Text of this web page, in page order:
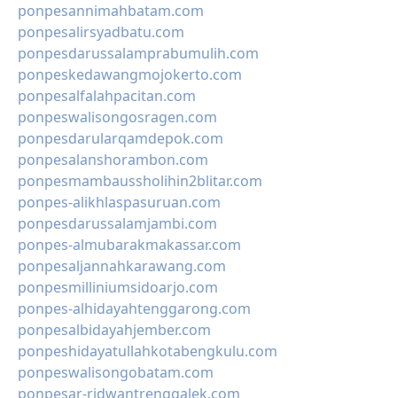
ponpesannimahbatam.com
ponpesalirsyadbatu.com
ponpesdarussalamprabumulih.com
ponpeskedawangmojokerto.com
ponpesalfalahpacitan.com
ponpeswalisongosragen.com
ponpesdarularqamdepok.com
ponpesalanshorambon.com
ponpesmambaussholihin2blitar.com
ponpes-alikhlaspasuruan.com
ponpesdarussalamjambi.com
ponpes-almubarakmakassar.com
ponpesaljannahkarawang.com
ponpesmilliniumsidoarjo.com
ponpes-alhidayahtenggarong.com
ponpesalbidayahjember.com
ponpeshidayatullahkotabengkulu.com
ponpeswalisongobatam.com
ponpesar-ridwantrenggalek.com